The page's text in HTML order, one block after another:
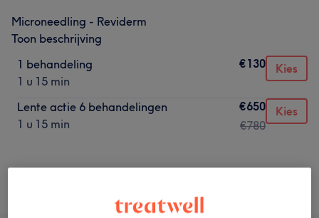
Microneedling - Reviderm
Toon beschrijving
1 behandeling
1 u 15 min
€130 Kies
Lente actie 6 behandelingen
1 u 15 min
€650
€780
Kies